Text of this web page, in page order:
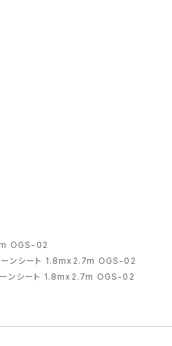
OGS-02
ンシート 1.8mx2.7m OGS-02
ンシート 1.8mx2.7m OGS-02